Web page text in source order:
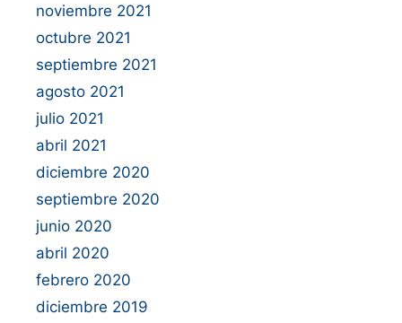
noviembre 2021
octubre 2021
septiembre 2021
agosto 2021
julio 2021
abril 2021
diciembre 2020
septiembre 2020
junio 2020
abril 2020
febrero 2020
diciembre 2019